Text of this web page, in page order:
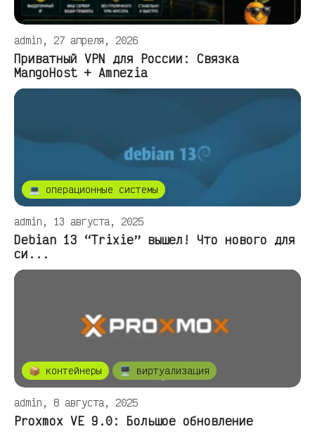
admin, 27 апреля, 2026
Приватный VPN для России: Связка
MangoHost + Amnezia
💻 операционные системы
admin, 13 августа, 2025
Debian 13 “Trixie” вышел! Что нового для
си...
📦 контейнеры 🖥️ виртуализация
admin, 8 августа, 2025
Proxmox VE 9.0: Большое обновление